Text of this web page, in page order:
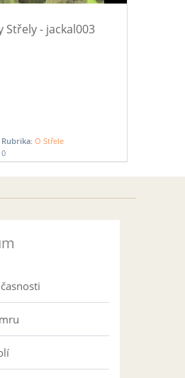
Střely - jackal003
Rubrika: O Střele
0